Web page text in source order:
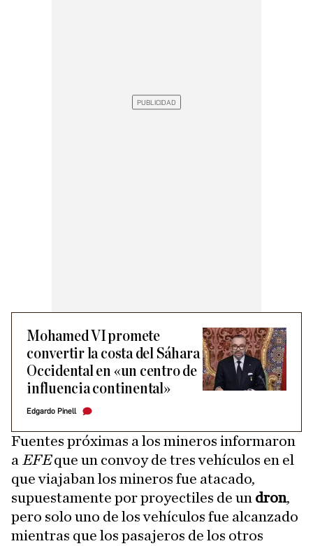
Mohamed VI promete
convertir la costa del Sáhara
Occidental en «un centro de
influencia continental»
Edgardo Pinell
Fuentes próximas a los mineros informaron
a EFEque un convoy de tres vehículos en el
que viajaban los mineros fue atacado,
supuestamente por proyectiles de un dron,
pero solo uno de los vehículos fue alcanzado
mientras que los pasajeros de los otros